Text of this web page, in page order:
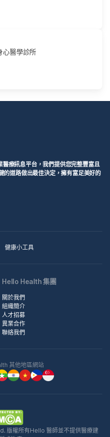
心醫學診所
療訊息平台，我們提供您完整豐富且
的道路做出最佳決定，擁有富足美好的
健康小工具
Hello Health 集團
關於我們
組織簡介
人才招募
異業合作
聯絡我們
其他地區網站
權所有Hello 醫師並不提供醫療建